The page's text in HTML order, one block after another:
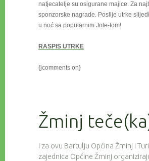
natjecatelje su osigurane majice. Za
sponzorske nagrade. Poslije utrke
u noć sa popularnim Jole-tom!
RASPIS UTRKE
{jcomments on}
Žminj
I za ovu Bartulju Općina Žminj i
zajednica Općine Žminj